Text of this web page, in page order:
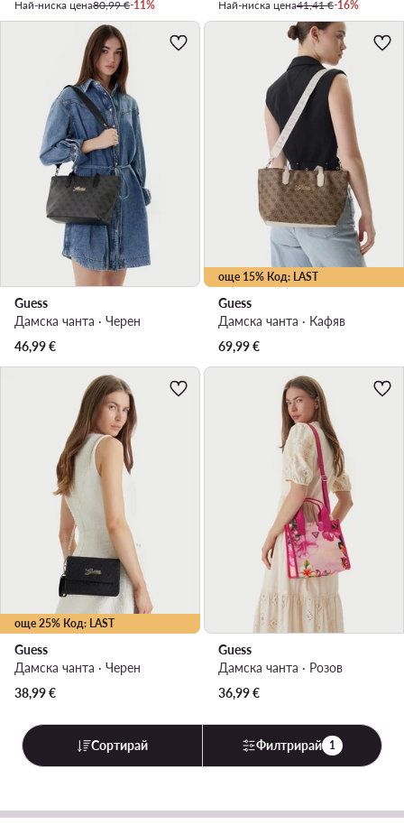
Най-ниска цена80,99 €-11% Най-ниска цена41,41 €-16%
Guess
Дамска чанта · Черен
46,99€
още 15% Код: LAST
Guess
Дамска чанта · Кафяв
69,99€
още 25% Код: LAST
Guess
Дамска чанта · Черен
38,99€
Guess
Дамска чанта · Розов
36,99€
Сортирай Филтрирай 1